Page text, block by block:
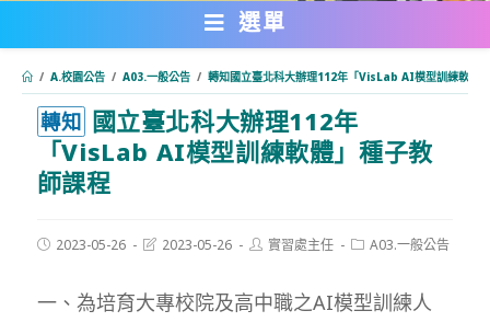
選單
/ A.校園公告 / A03.一般公告 / 轉知國立臺北科大辦理112年「VisLab AI模型訓練軟體
轉知 國立臺北科大辦理112年
「VisLab AI模型訓練軟體」種子教
師課程
Post2023-05-26
Post2023-05-26
Post實習處主任
PostA03.一般公告
一、為培育大專校院及高中職之AI模型訓練人